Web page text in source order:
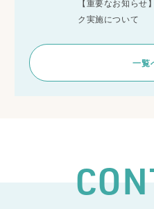
【重要なお知らせ
ク実施について
一覧